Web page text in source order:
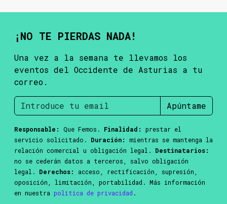
¡NO TE PIERDAS NADA!
Una vez a la semana te llevamos los
eventos del Occidente de Asturias a tu
correo.
Apúntame
Responsable: Que Femos. Finalidad:
prestar el
servicio solicitado. Duración:
mientras se mantenga la
relación comercial u obligación legal. Destinatarios:
no se cederán datos a terceros, salvo obligación
legal. Derechos:
acceso, rectificación, supresión,
oposición, limitación, portabilidad. Más información
en nuestra política de privacidad .